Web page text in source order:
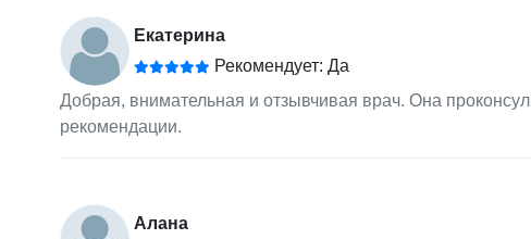
Екатерина
Рекомендует: Да
Добрая, внимательная и отзывчивая врач. Она
рекомендации.
Алана